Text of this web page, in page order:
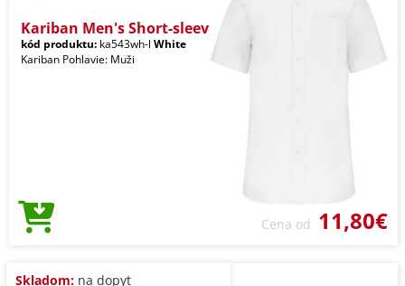
Kariban Men's Short-sleev
kód produktu: ka543wh-l White
Kariban Pohlavie: Muži
Cena od 11,80€
Skladom: na dopyt